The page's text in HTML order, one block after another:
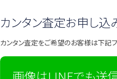
カンタン査定お申し込
カンタン査定をご希望のお客様は下記